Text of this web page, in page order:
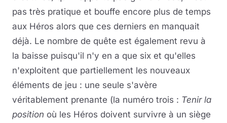
pas très pratique et bouffe encore plus de temps
aux Héros alors que ces derniers en manquait
déjà. Le nombre de quête est également revu à
la baisse puisqu'il n'y en a que six et qu'elles
n'exploitent que partiellement les nouveaux
éléments de jeu : une seule s'avère
véritablement prenante (la numéro trois : Tenir la
position où les Héros doivent survivre à un siège